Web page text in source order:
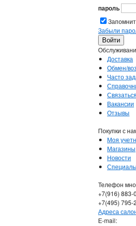
пароль
Забыли
Доставка
Обмен/
Часто
Вакансии
Отзывы
Покупки с
Моя
Магазины
Новости
Телефон
+7(916) 883-
+7(495) 795-
Адреса
Е-mail: